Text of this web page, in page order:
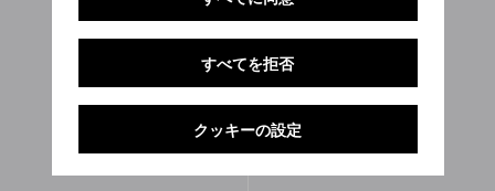
すべてを拒否
クッキーの設定